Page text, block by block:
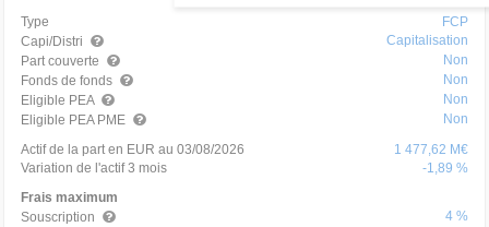
Type
FCP
Capi/Distri
Capitalisation
Part couverte
Non
Fonds de fonds
Non
Eligible PEA
Non
Eligible PEA PME
Non
Actif de la part en EUR au 03/08/2026
1 477,62 M€
Variation de l'actif 3 mois
-1,89 %
Frais maximum
Souscription
4 %